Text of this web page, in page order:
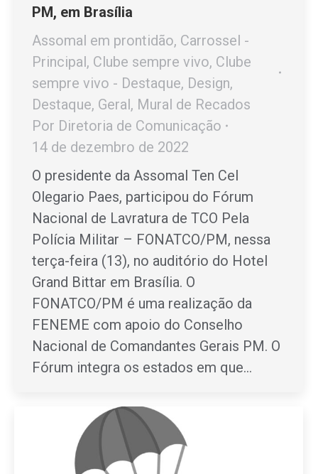
PM, em Brasília
Assomal em prontidão, Carrossel -
Principal, Clube sempre vivo, Clube
sempre vivo - Destaque, Design,
Destaque, Geral, Mural de Recados
Por Diretoria de Comunicação
14 de dezembro de 2022
O presidente da Assomal Ten Cel
Olegario Paes, participou do Fórum
Nacional de Lavratura de TCO Pela
Polícia Militar – FONATCO/PM, nessa
terça-feira (13), no auditório do Hotel
Grand Bittar em Brasília. O
FONATCO/PM é uma realização da
FENEME com apoio do Conselho
Nacional de Comandantes Gerais PM. O
Fórum integra os estados em que…